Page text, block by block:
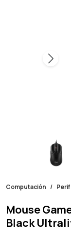
Computación
Mouse
Black